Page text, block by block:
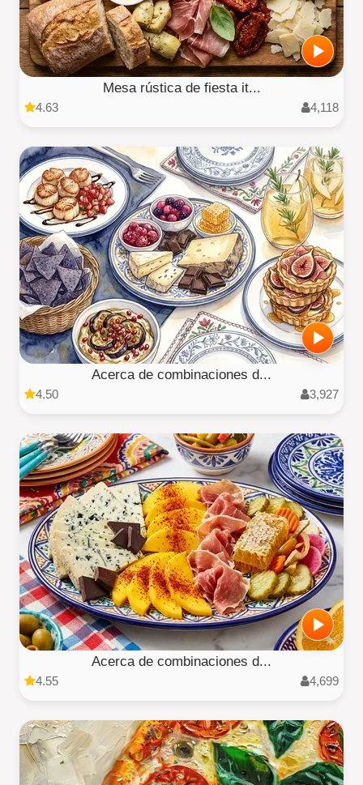
Mesa rústica de fiesta it...
4.63 4,118
Acerca de combinaciones d...
4.50 3,927
Acerca de combinaciones d...
4.55 4,699